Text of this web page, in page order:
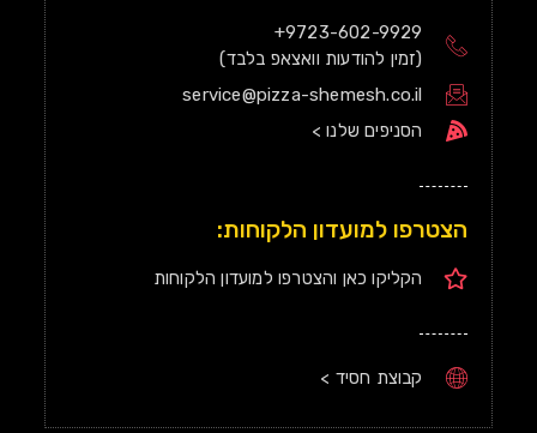
9723-602-9929+
(זמין להודעות וואצאפ בלבד)
service@pizza-shemesh.co.il
הסניפים שלנו >
הצטרפו למועדון הלקוחות:
הקליקו כאן והצטרפו למועדון הלקוחות
קבוצת חסיד >